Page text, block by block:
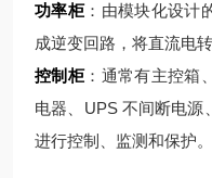
功率柜：由模块化设计
成逆变回路，将直流电
控制柜：通常有主控箱
电器、UPS 不间断电源
进行控制、监测和保护。